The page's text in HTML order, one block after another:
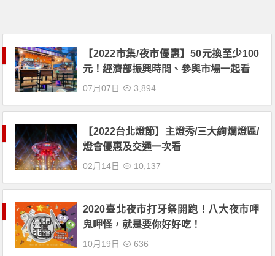
【2022市集/夜市優惠】50元換至少100
元！經濟部振興時間、參與市場一起看
07月07日 3,894
【2022台北燈節】主燈秀/三大絢爛燈區/
燈會優惠及交通一次看
02月14日 10,137
2020臺北夜市打牙祭開跑！八大夜市呷
鬼呷怪，就是要你好好吃！
10月19日 636